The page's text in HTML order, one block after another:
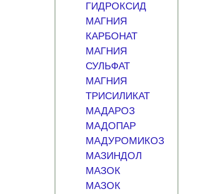
ГИДРОКСИД
МАГНИЯ
КАРБОНАТ
МАГНИЯ
СУЛЬФАТ
МАГНИЯ
ТРИСИЛИКАТ
МАДАРОЗ
МАДОПАР
МАДУРОМИКОЗ
МАЗИНДОЛ
МАЗОК
МАЗОК